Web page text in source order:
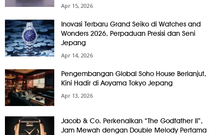
Apr 15, 2026
Inovasi Terbaru Grand Seiko di Watches and
Wonders 2026, Perpaduan Presisi dan Seni
Jepang
Apr 14, 2026
Pengembangan Global Soho House Berlanjut,
Kini Hadir di Aoyama Tokyo Jepang
Apr 13, 2026
Jacob & Co. Perkenalkan “The Godfather II”,
Jam Mewah dengan Double Melody Pertama